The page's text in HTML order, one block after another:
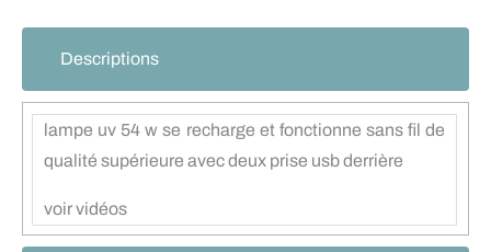
Descriptions
lampe uv 54 w se recharge et fonctionne sans fil de
qualité supérieure avec deux prise usb derrière
voir vidéos